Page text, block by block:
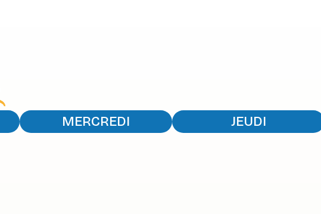
MERCREDI JEUDI